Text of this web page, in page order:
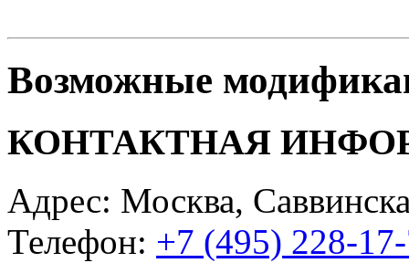
Возможные
КОНТАКТНАЯ
Адрес: Москва,
Телефон: +7 (495) 228-